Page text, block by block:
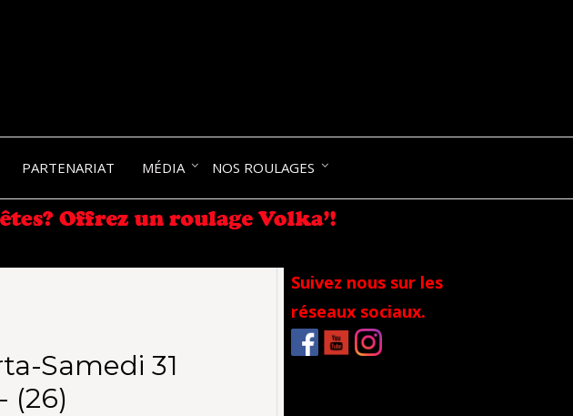
PARTENARIAT MÉDIA NOS ROULAGES
Samedi 31
(26)
Suivez nous sur les
réseaux sociaux.